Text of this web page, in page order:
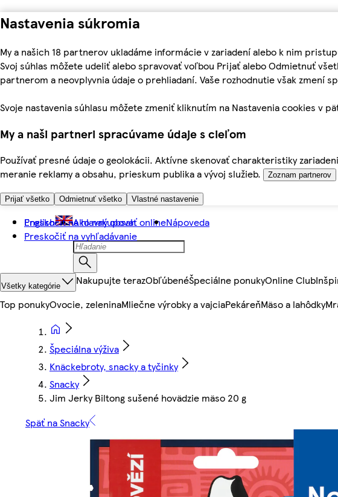
Nastavenia súkromia
My a našich 18 partnerov ukladáme informácie v zariadení alebo k nim
Svoj súhlas môžete udeliť alebo spravovať voľbou Prijať alebo Odmietnuť
partnerom a neovplyvnia údaje o prehliadaní. Vaše rozhodnutie však zmení
Svoje nastavenia súhlasu môžete zmeniť kliknutím na Nastavenia cookies v
My a naši partneri spracúvame údaje s cieľom
Používať presné údaje o geolokácii. Aktívne skenovať charakteristiky
meranie reklamy a obsahu, prieskum publika a vývoj služieb.
Zoznam partnerov
Prijať všetko Odmietnuť všetko Vlastné nastavenie
Preskočiť na hlavný obsah
Preskočiť na vyhľadávanie
English Ako nakupovať onlineNápoveda
Všetky kategórie Nakupujte terazObľúbenéŠpeciálne ponukyOnline Club
Top ponukyOvocie, zeleninaMliečne výrobky a vajciaPekáreňMäso a lahôdky
Špeciálna výživa
Knäckebroty, snacky a tyčinky
Snacky
Jim Jerky Biltong sušené hovädzie mäso 20 g
Späť na Snacky